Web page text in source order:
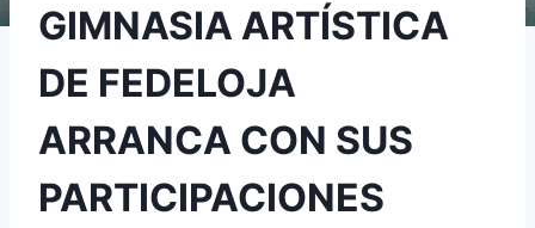
GIMNASIA ARTÍSTICA
DE FEDELOJA
ARRANCA CON SUS
PARTICIPACIONES